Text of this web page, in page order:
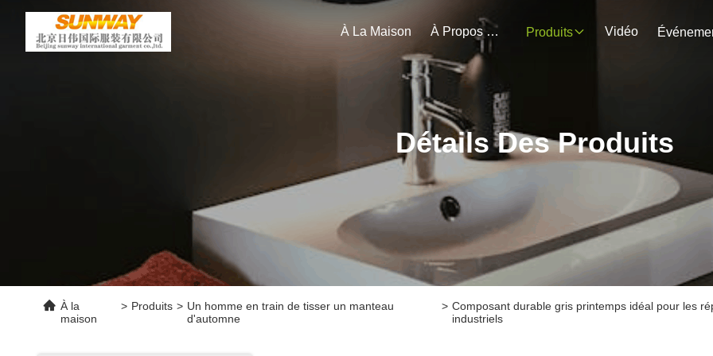
À La Maison À Propos De Nous Produits Vidéo
Détails Des Produits
À la
maison
> Produits > Un homme en train de tisser un manteau
d'automne
> Composant durable gris printemps idéal pour les
industriels